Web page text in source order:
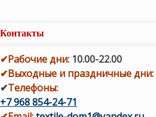
Контакты
✔Рабочие дни: 10.00-22.00
✔Выходные и праздничные дни:
✔Телефоны:
+7 968 854-24-71